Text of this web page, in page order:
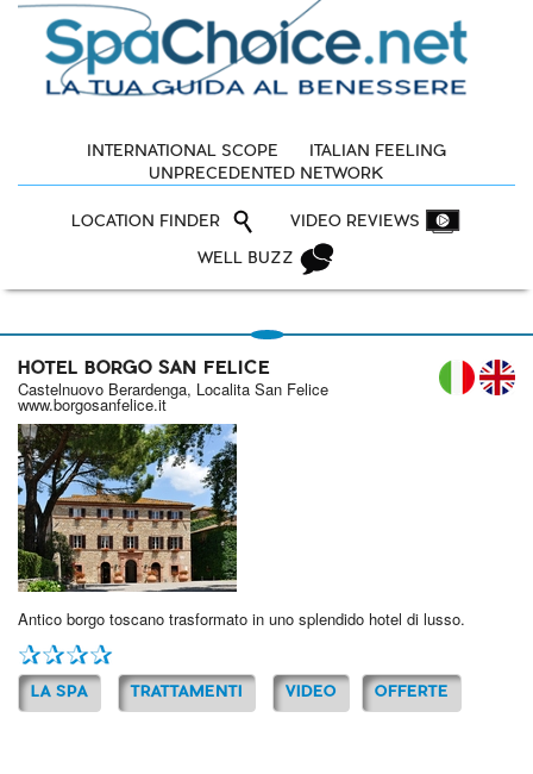
INTERNATIONAL SCOPE
ITALIAN FEELING
UNPRECEDENTED NETWORK
LOCATION FINDER VIDEO REVIEWS
WELL BUZZ
IT
HOTEL BORGO SAN FELICE
Castelnuovo Berardenga, Localita San Felice
www.borgosanfelice.it
Antico borgo toscano trasformato in uno splendido hotel di lusso.
LA SPA TRATTAMENTI VIDEO OFFERTE